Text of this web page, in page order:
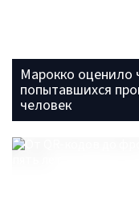
Марокко оценило
попытавшихся
человек